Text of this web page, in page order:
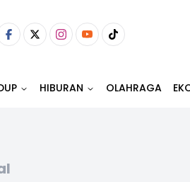
HIBURAN OLAHRAGA